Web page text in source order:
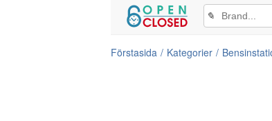
✎
Förstasida Kategorier